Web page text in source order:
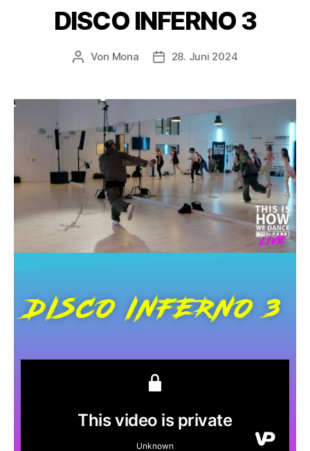
DISCO INFERNO 3
Von Mona 28. Juni 2024
DISCO INFERNO 3